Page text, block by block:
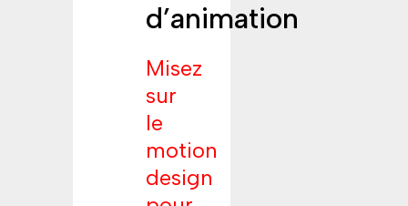
d’animation
Misez
sur
le
motion
design